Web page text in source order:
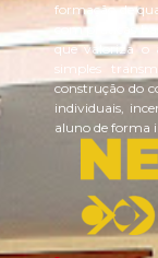
formação de
com práticas
que valoriza o
simples
construção do
individuais,
aluno de forma